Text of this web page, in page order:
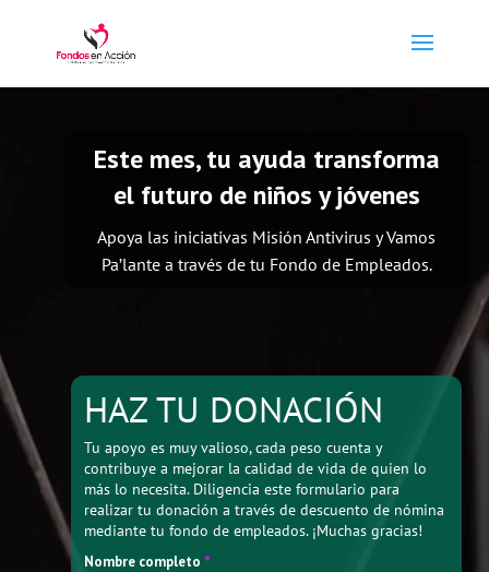
Este mes, tu ayuda transforma
el futuro de niños y jóvenes
Apoya las iniciativas Misión Antivirus y Vamos
Pa’lante a través de tu Fondo de Empleados.
HAZ TU DONACIÓN
Tu apoyo es muy valioso, cada peso cuenta y
contribuye a mejorar la calidad de vida de quien lo
más lo necesita. Diligencia este formulario para
realizar tu donación a través de descuento de nómina
mediante tu fondo de empleados. ¡Muchas gracias!
Nombre completo *